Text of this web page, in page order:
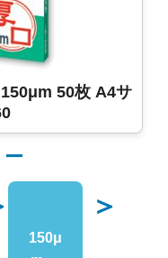
50枚 A4サ
150μ
＞